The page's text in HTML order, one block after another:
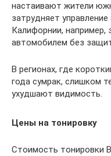
настаивают жители
затрудняет
Калифорнии, например,
автомобилем без
В регионах, где
года сумрак, слишком
ухудшают видимость.
Цены на тонировку
Стоимость тoнирoвки